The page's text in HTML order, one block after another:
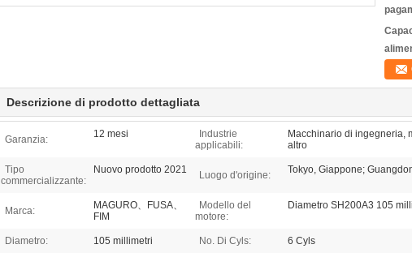
Descrizione di prodotto dettagliata
Garanzia: 12 mesi
Industrie
applicabili:
Macchinario di ingegneria,
altro
Tipo
commercializzante:
Nuovo prodotto 2021 Luogo d'origine: Tokyo, Giappone;
Marca:
MAGURO、FUSA、
FIM
Modello del
motore:
Diametro SH200A3 105
Diametro: 105 millimetri No. Di Cyls: 6 Cyls